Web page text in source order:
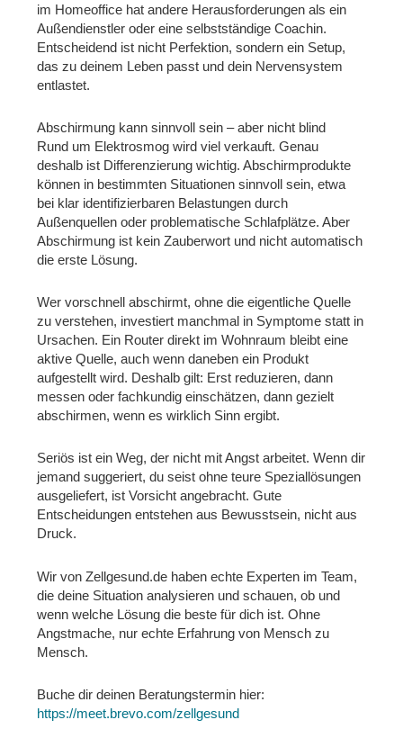
im Homeoffice hat andere Herausforderungen als ein
Außendienstler oder eine selbstständige Coachin.
Entscheidend ist nicht Perfektion, sondern ein Setup,
das zu deinem Leben passt und dein Nervensystem
entlastet.
Abschirmung kann sinnvoll sein – aber nicht blind
Rund um Elektrosmog wird viel verkauft. Genau
deshalb ist Differenzierung wichtig. Abschirmprodukte
können in bestimmten Situationen sinnvoll sein, etwa
bei klar identifizierbaren Belastungen durch
Außenquellen oder problematische Schlafplätze. Aber
Abschirmung ist kein Zauberwort und nicht automatisch
die erste Lösung.
Wer vorschnell abschirmt, ohne die eigentliche Quelle
zu verstehen, investiert manchmal in Symptome statt in
Ursachen. Ein Router direkt im Wohnraum bleibt eine
aktive Quelle, auch wenn daneben ein Produkt
aufgestellt wird. Deshalb gilt: Erst reduzieren, dann
messen oder fachkundig einschätzen, dann gezielt
abschirmen, wenn es wirklich Sinn ergibt.
Seriös ist ein Weg, der nicht mit Angst arbeitet. Wenn dir
jemand suggeriert, du seist ohne teure Speziallösungen
ausgeliefert, ist Vorsicht angebracht. Gute
Entscheidungen entstehen aus Bewusstsein, nicht aus
Druck.
Wir von Zellgesund.de haben echte Experten im Team,
die deine Situation analysieren und schauen, ob und
wenn welche Lösung die beste für dich ist. Ohne
Angstmache, nur echte Erfahrung von Mensch zu
Mensch.
Buche dir deinen Beratungstermin hier:
https://meet.brevo.com/zellgesund